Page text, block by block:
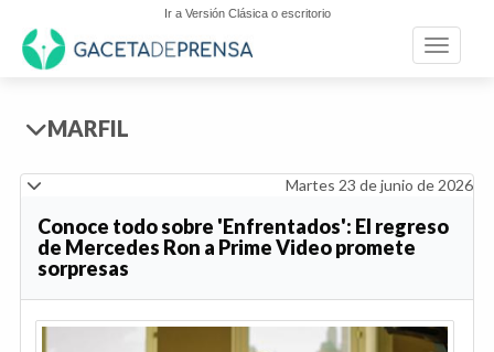
Ir a Versión Clásica o escritorio
Toggle
MARFIL
Martes 23 de junio de 2026
Conoce todo sobre 'Enfrentados': El regreso
de Mercedes Ron a Prime Video promete
sorpresas